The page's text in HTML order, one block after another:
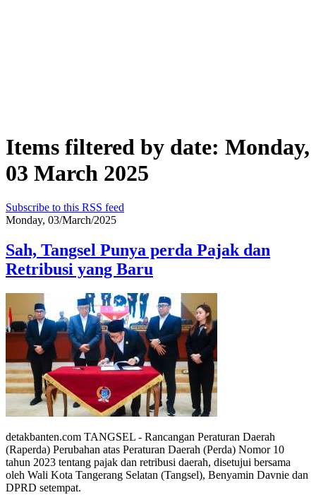
Items filtered by date: Monday,
03 March 2025
Subscribe to this RSS feed
Monday, 03/March/2025
Sah, Tangsel Punya perda Pajak dan
Retribusi yang Baru
detakbanten.com TANGSEL - Rancangan Peraturan Daerah
(Raperda) Perubahan atas Peraturan Daerah (Perda) Nomor 10
tahun 2023 tentang pajak dan retribusi daerah, disetujui bersama
oleh Wali Kota Tangerang Selatan (Tangsel), Benyamin Davnie dan
DPRD setempat.